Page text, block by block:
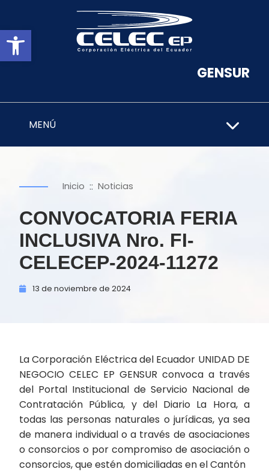
Abrir barra de herramientas
GENSUR
MENÚ
Inicio :: Noticias
CONVOCATORIA FERIA
INCLUSIVA Nro. FI-
CELECEP-2024-11272
13 de noviembre de 2024
La Corporación Eléctrica del Ecuador UNIDAD DE
NEGOCIO CELEC EP GENSUR convoca a través
del Portal Institucional de Servicio Nacional de
Contratación Pública, y del Diario La Hora, a
todas las personas naturales o jurídicas, ya sea
de manera individual o a través de asociaciones
o consorcios o por compromiso de asociación o
consorcios, que estén domiciliadas en el Cantón